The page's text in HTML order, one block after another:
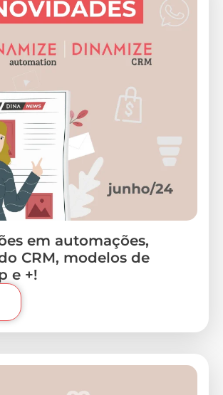
em automações,
CRM, modelos de
e +!